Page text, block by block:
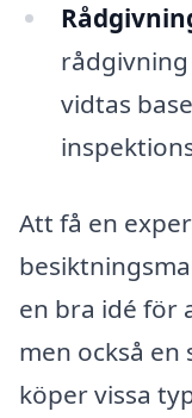
vidtas
Att få en
en bra idé för
men också
köper vissa